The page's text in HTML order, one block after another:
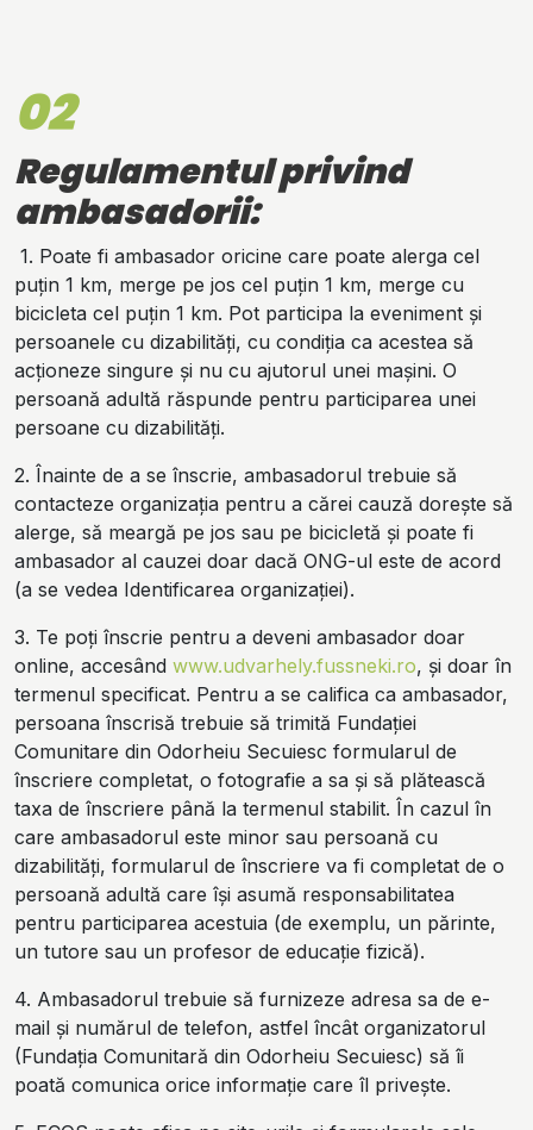
02
Regulamentul privind
ambasadorii:
1. Poate fi ambasador oricine care poate alerga cel
puțin 1 km, merge pe jos cel puțin 1 km, merge cu
bicicleta cel puțin 1 km. Pot participa la eveniment și
persoanele cu dizabilități, cu condiția ca acestea să
acționeze singure și nu cu ajutorul unei mașini. O
persoană adultă răspunde pentru participarea unei
persoane cu dizabilități.
2. Înainte de a se înscrie, ambasadorul trebuie să
contacteze organizația pentru a cărei cauză dorește să
alerge, să meargă pe jos sau pe bicicletă și poate fi
ambasador al cauzei doar dacă ONG-ul este de acord
(a se vedea Identificarea organizației).
3. Te poți înscrie pentru a deveni ambasador doar
online, accesând www.udvarhely.fussneki.ro, și doar în
termenul specificat. Pentru a se califica ca ambasador,
persoana înscrisă trebuie să trimită Fundației
Comunitare din Odorheiu Secuiesc formularul de
înscriere completat, o fotografie a sa și să plătească
taxa de înscriere până la termenul stabilit. În cazul în
care ambasadorul este minor sau persoană cu
dizabilități, formularul de înscriere va fi completat de o
persoană adultă care își asumă responsabilitatea
pentru participarea acestuia (de exemplu, un părinte,
un tutore sau un profesor de educație fizică).
4. Ambasadorul trebuie să furnizeze adresa sa de e-
mail și numărul de telefon, astfel încât organizatorul
(Fundația Comunitară din Odorheiu Secuiesc) să îi
poată comunica orice informație care îl privește.